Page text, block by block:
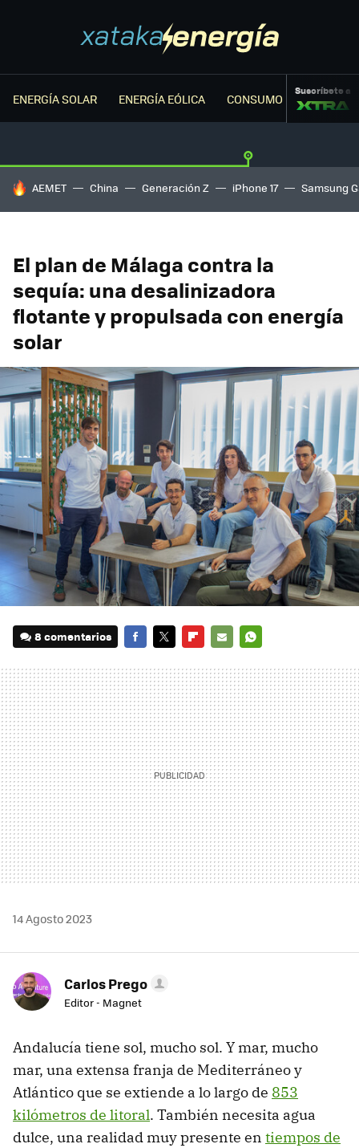
ENERGÍA SOLAR ENERGÍA EÓLICA CONSUMO ENERGÉTICO
Suscríbete a
HOY SE HABLA DE
AEMET China Generación Z iPhone 17 Samsung
El plan de Málaga contra la
sequía: una desalinizadora
flotante y propulsada con energía
solar
8 comentarios
MAIL
14 Agosto 2023
Carlos Prego
Editor - Magnet
Andalucía tiene sol, mucho sol. Y mar, mucho
mar, una extensa franja de Mediterráneo y
Atlántico que se extiende a lo largo de 853
kilómetros de litoral. También necesita agua
dulce, una realidad muy presente en tiempos de